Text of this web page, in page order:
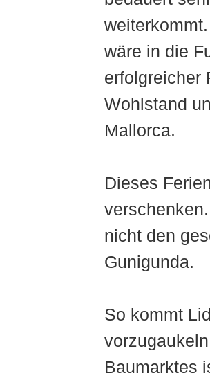
wäre in die
erfolgreicher
Wohlstand
Mallorca.
Dieses
nicht den
Gunigunda.
So kommt
Baumarktes